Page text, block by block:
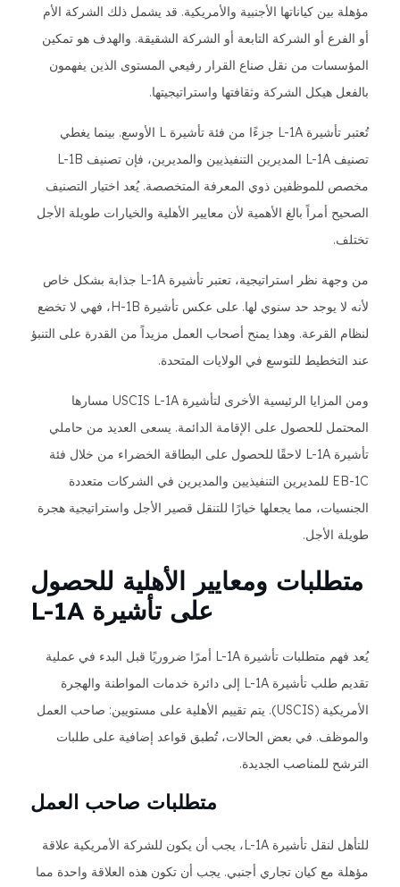
مؤهلة بين كياناتها الأجنبية والأمريكية. قد يشمل ذلك الشركة الأم
أو الفرع أو الشركة التابعة أو الشركة الشقيقة. والهدف هو تمكين
المؤسسات من نقل صناع القرار رفيعي المستوى الذين يفهمون
بالفعل هيكل الشركة وثقافتها واستراتيجيتها.
تُعتبر تأشيرة L-1A جزءًا من فئة تأشيرة L الأوسع. بينما يغطي
تصنيف L-1A المديرين التنفيذيين والمديرين، فإن تصنيف L-1B
مخصص للموظفين ذوي المعرفة المتخصصة. يُعد اختيار التصنيف
الصحيح أمراً بالغ الأهمية لأن معايير الأهلية والخيارات طويلة الأجل
تختلف.
من وجهة نظر استراتيجية، تعتبر تأشيرة L-1A جذابة بشكل خاص
لأنه لا يوجد حد سنوي لها. على عكس تأشيرة H-1B، فهي لا تخضع
لنظام القرعة. وهذا يمنح أصحاب العمل مزيداً من القدرة على التنبؤ
عند التخطيط للتوسع في الولايات المتحدة.
ومن المزايا الرئيسية الأخرى لتأشيرة USCIS L-1A مسارها
المحتمل للحصول على الإقامة الدائمة. يسعى العديد من حاملي
تأشيرة L-1A لاحقًا للحصول على البطاقة الخضراء من خلال فئة
EB-1C للمديرين التنفيذيين والمديرين في الشركات متعددة
الجنسيات، مما يجعلها خيارًا للتنقل قصير الأجل واستراتيجية هجرة
طويلة الأجل.
متطلبات ومعايير الأهلية للحصول
على تأشيرة L-1A
يُعد فهم متطلبات تأشيرة L-1A أمرًا ضروريًا قبل البدء في عملية
تقديم طلب تأشيرة L-1A إلى دائرة خدمات المواطنة والهجرة
الأمريكية (USCIS). يتم تقييم الأهلية على مستويين: صاحب العمل
والموظف. في بعض الحالات، تُطبق قواعد إضافية على طلبات
الترشح للمناصب الجديدة.
متطلبات صاحب العمل
للتأهل لنقل تأشيرة L-1A، يجب أن يكون للشركة الأمريكية علاقة
مؤهلة مع كيان تجاري أجنبي. يجب أن تكون هذه العلاقة واحدة مما